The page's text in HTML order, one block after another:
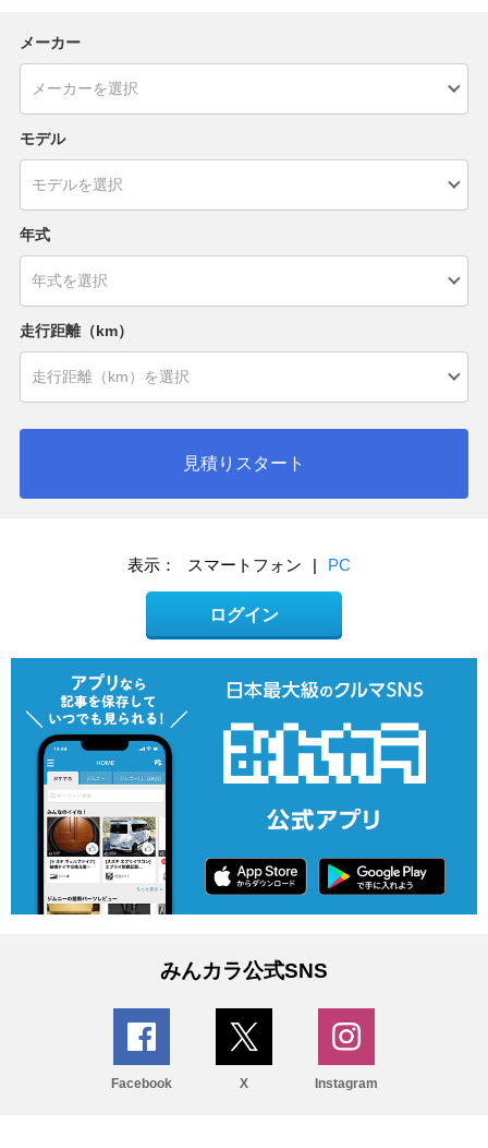
メーカー
モデル
年式
走行距離（km）
見積りスタート
表示： スマートフォン | PC
ログイン
みんカラ公式SNS
Facebook X Instagram